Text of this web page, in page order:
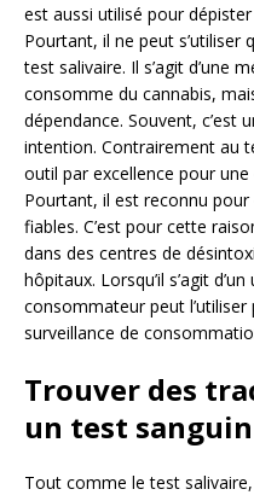
est aussi utilisé pour
Pourtant, il ne peut s’utiliser
test salivaire. Il s’agit d’une
consomme du cannabis,
dépendance. Souvent, c’est
intention. Contrairement au
outil par excellence pour
Pourtant, il est reconnu
fiables. C’est pour cette
dans des centres de
hôpitaux. Lorsqu’il s’agit
consommateur peut
surveillance de
Trouver des
un test sanguin
Tout comme le test